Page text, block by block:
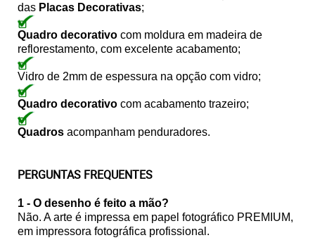
das Placas Decorativas;
Quadro decorativo com moldura em madeira de
reflorestamento, com excelente acabamento;
Vidro de 2mm de espessura na opção com vidro;
Quadro decorativo com acabamento trazeiro;
Quadros acompanham penduradores.
PERGUNTAS FREQUENTES
1 - O desenho é feito a mão?
Não. A arte é impressa em papel fotográfico PREMIUM,
em impressora fotográfica profissional.